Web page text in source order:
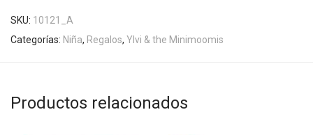
SKU: 10121_A
Categorías: Niña, Regalos, Ylvi & the Minimoomis
Productos relacionados